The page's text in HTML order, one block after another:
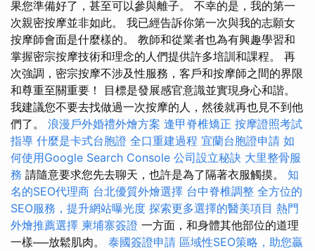
果您準備好了，甚至可以參與離子。 不幸的是，我的第一
次親密按摩並非如此。 我已經告訴你第一次與我的志願女
按摩師會面是什麼樣的。 教師和從業者也為有興趣學習和
掌握密宗按摩技術和理念的人們提供許多培訓和課程。 再
次強調，密宗按摩不涉及性服務，客戶和按摩師之間的界限
和尊重至關重要！ 目標是發展感官意識並實現身心和諧。
我建議您不要去找做過一次按摩的人，然後就再也見不到他
們了。 浪漫戶外婚禮外燴方案 逢甲脊椎矯正 按摩證照考試
指導 什麼是卡式台胞證 全口重建過程 宜蘭台胞證申請 如
何使用Google Search Console 公司設立秘訣 大里整骨服
務 請隨意要求您先去聊天，也許是為了隔著衣服觸摸。 知
名的SEO代理商 台北優質外燴選擇 台中脊椎調整 全方位的
SEO服務，提升網站曝光度 探索更多選擇的醫美項目 熱門
外燴推薦選擇 柬埔寨簽證 一方面，和身體其他部位的道理
一樣──放鬆肌肉。 泰國簽證申請 區域性SEO策略，助您贏